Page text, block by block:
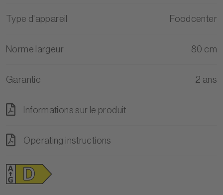
Type d'appareil Foodcenter
Norme largeur 80 cm
Garantie 2 ans
Informations sur le produit
Operating instructions